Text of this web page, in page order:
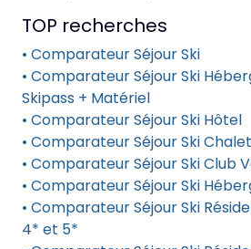
TOP recherches
• Comparateur Séjour Ski
• Comparateur Séjour Ski
Skipass + Matériel
• Comparateur Séjour Ski Hôtel
• Comparateur Séjour Ski Chalet
• Comparateur Séjour Ski Club
• Comparateur Séjour Ski
• Comparateur Séjour Ski
4* et 5*